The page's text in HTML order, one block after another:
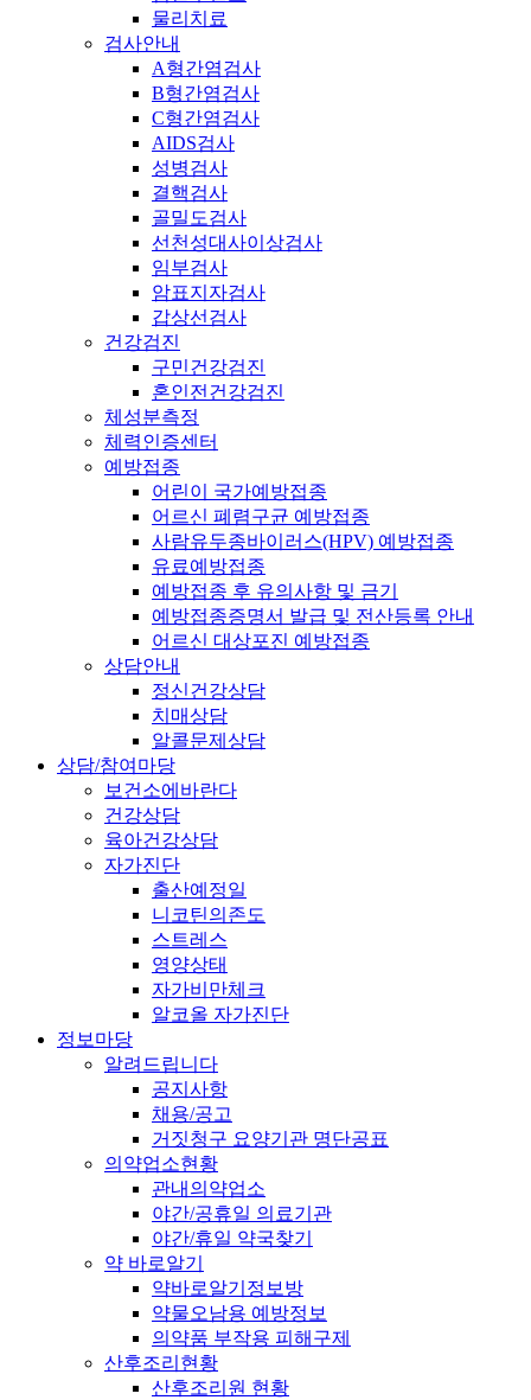
물리치료
검사안내
A형간염검사
B형간염검사
C형간염검사
AIDS검사
성병검사
결핵검사
골밀도검사
선천성대사이상검사
임부검사
암표지자검사
갑상선검사
건강검진
구민건강검진
혼인전건강검진
체성분측정
체력인증센터
예방접종
어린이 국가예방접종
어르신 폐렴구균 예방접종
사람유두종바이러스(HPV) 예방접종
유료예방접종
예방접종 후 유의사항 및 금기
예방접종증명서 발급 및 전산등록 안내
어르신 대상포진 예방접종
상담안내
정신건강상담
치매상담
알콜문제상담
상담/참여마당
보건소에바란다
건강상담
육아건강상담
자가진단
출산예정일
니코틴의존도
스트레스
영양상태
자가비만체크
알코올 자가진단
정보마당
알려드립니다
공지사항
채용/공고
거짓청구 요양기관 명단공표
의약업소현황
관내의약업소
야간/공휴일 의료기관
야간/휴일 약국찾기
약 바로알기
약바로알기정보방
약물오남용 예방정보
의약품 부작용 피해구제
산후조리현황
산후조리원 현황